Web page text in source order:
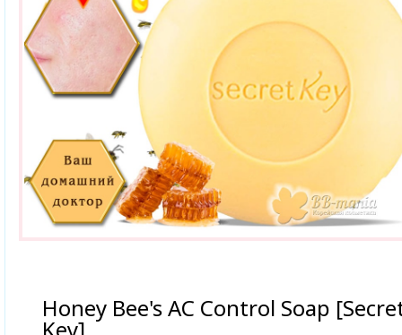
Honey Bee's AC Control Soap